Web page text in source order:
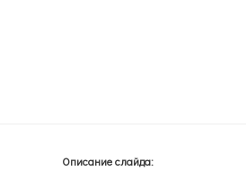
Описание слайда: